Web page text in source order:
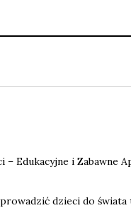
– Edukacyjne i Zabawne
dzieci do świata